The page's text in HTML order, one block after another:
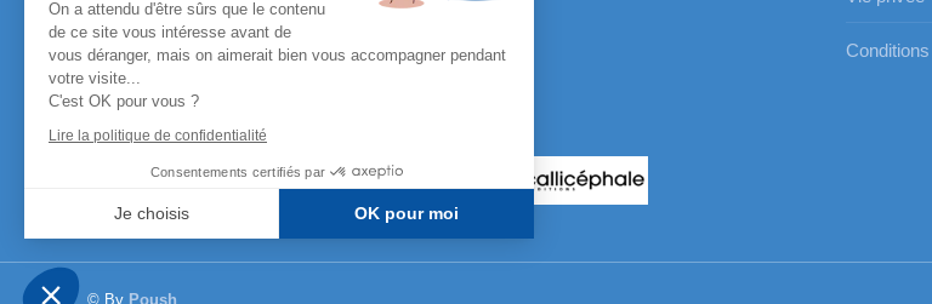
dans
une
nouvelle
fenêtre
dans
une
fenêtre
dans
une
fenêtre
dans
une
Nos partenaires
© By Poush
On a attendu d'être sûrs que le contenu
de ce site vous intéresse avant de
vous déranger, mais on aimerait bien vous accompagner pendant
votre visite...
C'est OK pour vous ?
Lire la politique de confidentialité
Consentements certifiés par
Je choisis OK pour moi
Notre plateforme vous permet d'adapter et de gérer vos paramètres de confidentialité, en garantissant